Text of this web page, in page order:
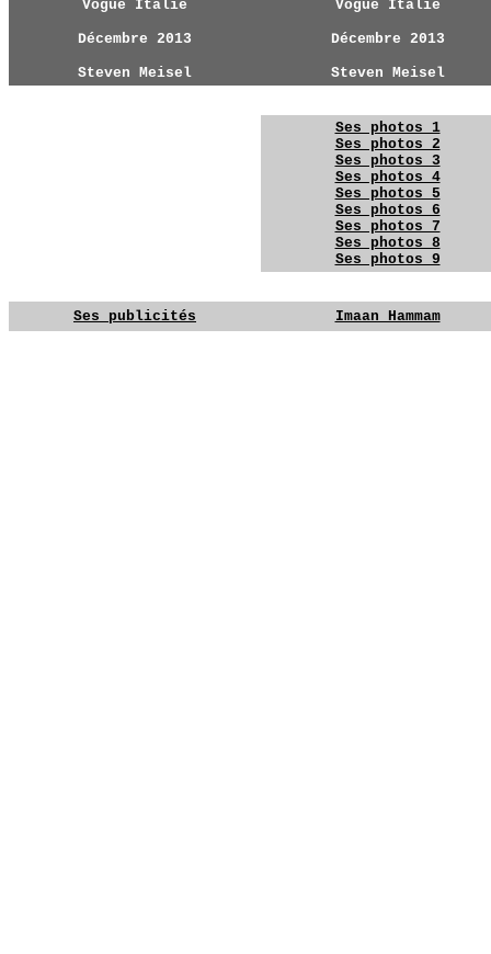
Vogue Italie
Décembre 2013
Steven Meisel
Vogue Italie
Décembre 2013
Steven Meisel
Ses photos 1
Ses photos 2
Ses photos 3
Ses photos 4
Ses photos 5
Ses photos 6
Ses photos 7
Ses photos 8
Ses photos 9
Ses publicités Imaan Hammam